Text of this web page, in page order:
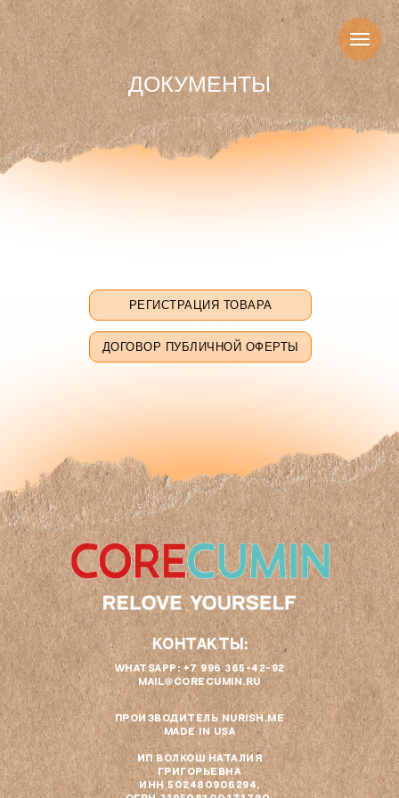
ДОКУМЕНТЫ
РЕГИСТРАЦИЯ ТОВАРА
ДОГОВОР ПУБЛИЧНОЙ ОФЕРТЫ
КОНТАКТЫ:
WHATSAPP: +7 996 365-42-92
MAIL@CORECUMIN.RU
ПРОИЗВОДИТЕЛЬ NURISH.ME
MADE IN USA
ИП ВОЛКОШ НАТАЛИЯ
ГРИГОРЬЕВНА
ИНН 502480906294,